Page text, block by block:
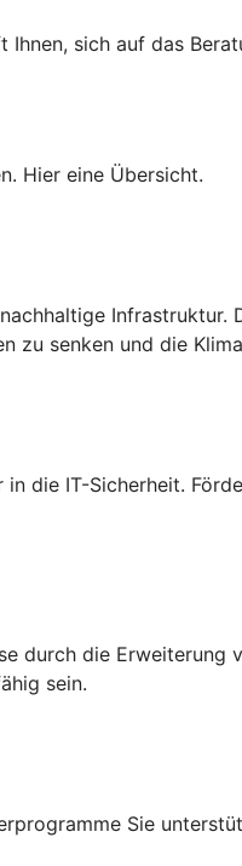
sich auf das
Hier eine Übersicht.
Infrastruktur.
zu senken und die
die IT-Sicherheit.
durch die Erweiterung
sein.
Sie